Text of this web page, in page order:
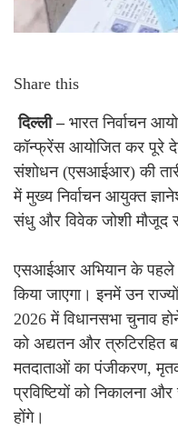
Share this
दिल्ली –भारत निर्वाचन
कॉन्फ्रेंस आयोजित कर पूरे
संशोधन (एसआईआर) की
में मुख्य निर्वाचन आयुक्त
संधु और विवेक जोशी मौजूद
एसआईआर अभियान के पहले
किया जाएगा। इनमें उन
2026 में विधानसभा चुनाव
को अद्यतन और त्रुटिरहित
मतदाताओं का पंजीकरण,
प्रविष्टियों को निकालना
होंगे।